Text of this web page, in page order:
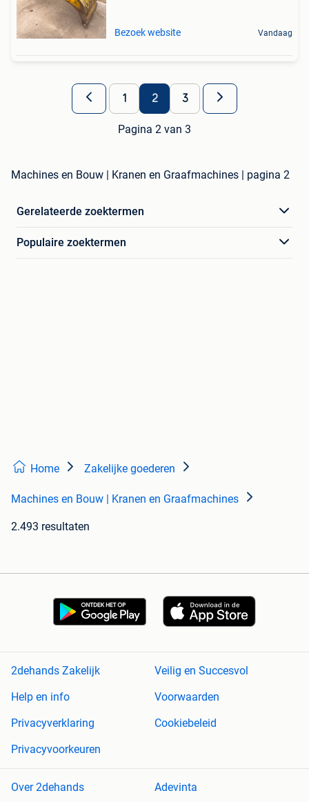
Bezoek website Vandaag
1 2 3
Pagina 2 van 3
Machines en Bouw | Kranen en Graafmachines | pagina 2
Gerelateerde zoektermen
Populaire zoektermen
Home Zakelijke goederen
Machines en Bouw | Kranen en Graafmachines
2.493 resultaten
2dehands Zakelijk
Veilig en Succesvol
Help en info
Voorwaarden
Privacyverklaring
Cookiebeleid
Privacyvoorkeuren
Over 2dehands Adevinta